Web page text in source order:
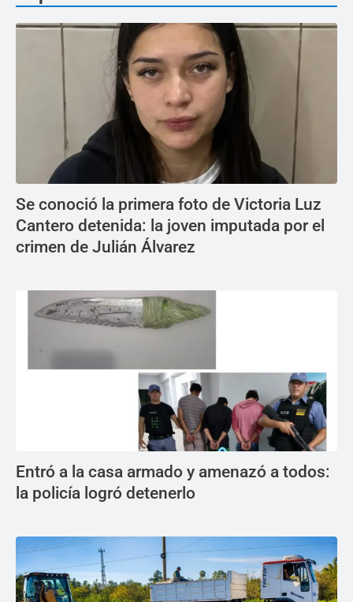
Se conoció la primera foto de Victoria Luz
Cantero detenida: la joven imputada por el
crimen de Julián Álvarez
Entró a la casa armado y amenazó a todos:
la policía logró detenerlo